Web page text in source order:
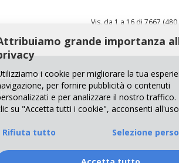
Vis. da 1 a 16 di 7667 (480
Mio Account
Mio Account
Ordini
grande importanza
i cookie per migliorare la tua
per fornire pubblicità o contenuti
e per analizzare il nostro traffico.
su "Accetta tutti i cookie", acconsenti
Rifiuta tutto Selezione